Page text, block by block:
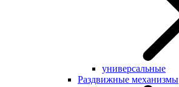
универсальные
Раздвижные механизмы